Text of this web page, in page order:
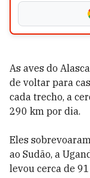
As aves do
de voltar para
cada trecho, a
290 km por dia.
Eles
ao Sudão, a
levou cerca de